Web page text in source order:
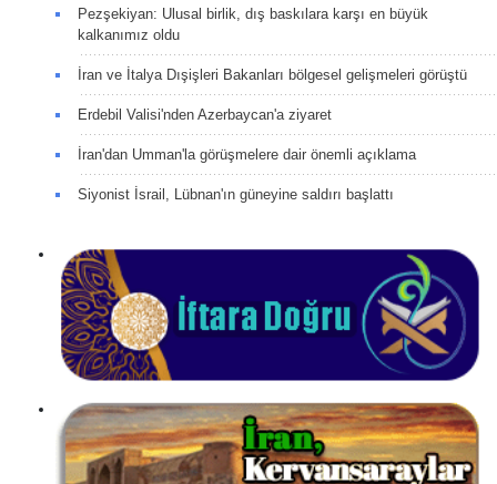
Pezşekiyan: Ulusal birlik, dış baskılara karşı en büyük
kalkanımız oldu
İran ve İtalya Dışişleri Bakanları bölgesel gelişmeleri görüştü
Erdebil Valisi'nden Azerbaycan'a ziyaret
İran'dan Umman'la görüşmelere dair önemli açıklama
Siyonist İsrail, Lübnan'ın güneyine saldırı başlattı